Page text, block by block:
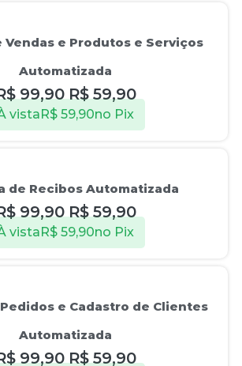
Vendas e Produtos e Serviços
Automatizada
99,90 R$59,90
vistaR$ 59,90no Pix
de Recibos Automatizada
99,90 R$59,90
vistaR$ 59,90no Pix
e Cadastro de Clientes
Automatizada
99,90 R$59,90